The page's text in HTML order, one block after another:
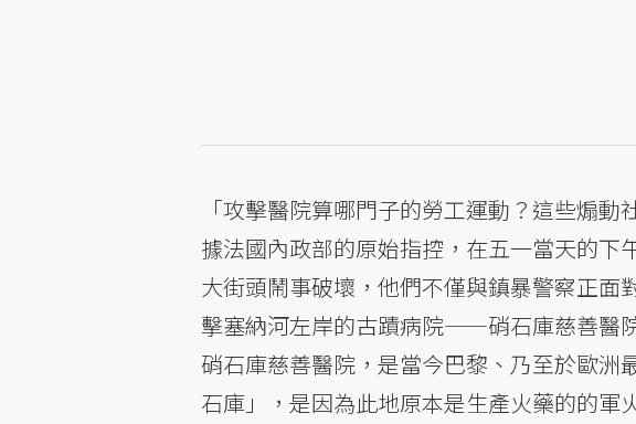
「攻擊醫院算哪門子的勞工運動？這些煽
據法國內政部的原始指控，在五一當天的
大街頭鬧事破壞，他們不僅與鎮暴警察正
擊塞納河左岸的古蹟病院——硝石庫慈善醫
硝石庫慈善醫院，是當今巴黎、乃至於歐
石庫」，是因為此地原本是生產火藥的的